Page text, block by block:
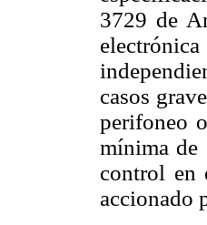
3729 de
casos
perifoneo
mínima de
control en
accionado